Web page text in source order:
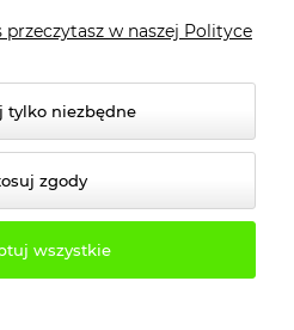
prawa zastrzeżone.
w naszej Polityce
tylko niezbędne
zgody
wszystkie